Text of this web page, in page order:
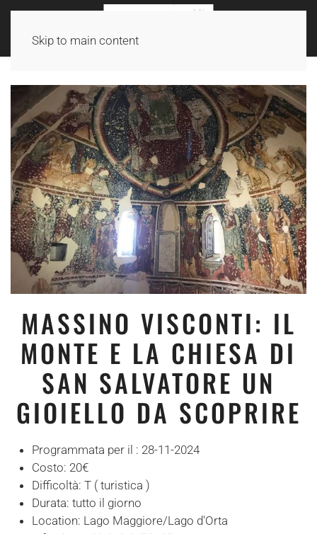
Skip to main content
MASSINO VISCONTI: IL
MONTE E LA CHIESA DI
SAN SALVATORE UN
GIOIELLO DA SCOPRIRE
Programmata per il : 28-11-2024
Costo: 20€
Difficoltà: T ( turistica )
Durata: tutto il giorno
Location: Lago Maggiore/Lago d'Orta